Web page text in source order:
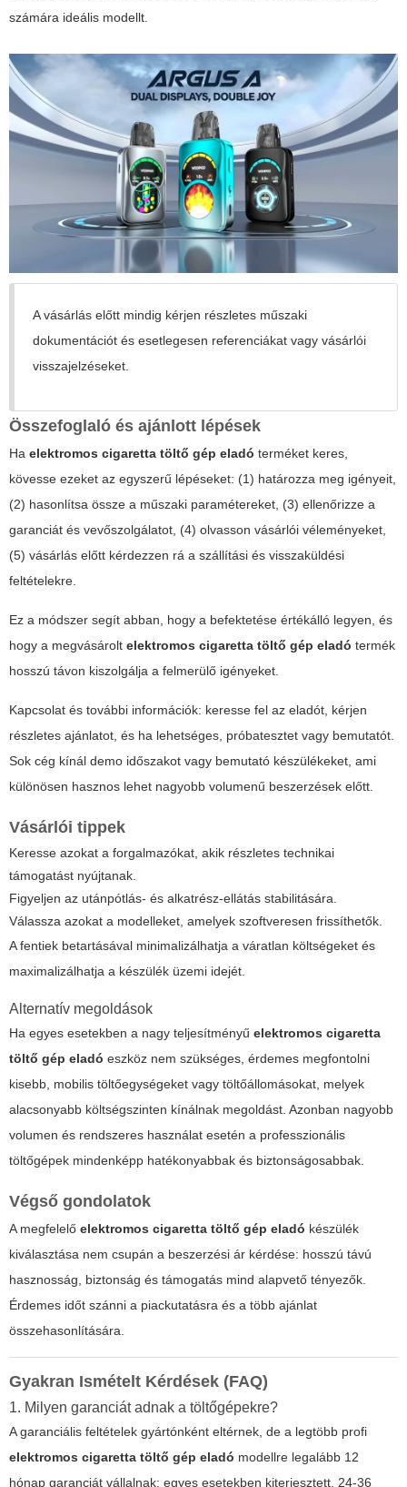
számára ideális modellt.
A vásárlás előtt mindig kérjen részletes műszaki
dokumentációt és esetlegesen referenciákat vagy vásárlói
visszajelzéseket.
Összefoglaló és ajánlott lépések
Ha elektromos cigaretta töltő gép eladó terméket keres,
kövesse ezeket az egyszerű lépéseket: (1) határozza meg igényeit,
(2) hasonlítsa össze a műszaki paramétereket, (3) ellenőrizze a
garanciát és vevőszolgálatot, (4) olvasson vásárlói véleményeket,
(5) vásárlás előtt kérdezzen rá a szállítási és visszaküldési
feltételekre.
Ez a módszer segít abban, hogy a befektetése értékálló legyen, és
hogy a megvásárolt elektromos cigaretta töltő gép eladó termék
hosszú távon kiszolgálja a felmerülő igényeket.
Kapcsolat és további információk: keresse fel az eladót, kérjen
részletes ajánlatot, és ha lehetséges, próbatesztet vagy bemutatót.
Sok cég kínál demo időszakot vagy bemutató készülékeket, ami
különösen hasznos lehet nagyobb volumenű beszerzések előtt.
Vásárlói tippek
Keresse azokat a forgalmazókat, akik részletes technikai
támogatást nyújtanak.
Figyeljen az utánpótlás- és alkatrész-ellátás stabilitására.
Válassza azokat a modelleket, amelyek szoftveresen frissíthetők.
A fentiek betartásával minimalizálhatja a váratlan költségeket és
maximalizálhatja a készülék üzemi idejét.
Alternatív megoldások
Ha egyes esetekben a nagy teljesítményű elektromos cigaretta
töltő gép eladó eszköz nem szükséges, érdemes megfontolni
kisebb, mobilis töltőegységeket vagy töltőállomásokat, melyek
alacsonyabb költségszinten kínálnak megoldást. Azonban nagyobb
volumen és rendszeres használat esetén a professzionális
töltőgépek mindenképp hatékonyabbak és biztonságosabbak.
Végső gondolatok
A megfelelő elektromos cigaretta töltő gép eladó készülék
kiválasztása nem csupán a beszerzési ár kérdése: hosszú távú
hasznosság, biztonság és támogatás mind alapvető tényezők.
Érdemes időt szánni a piackutatásra és a több ajánlat
összehasonlítására.
Gyakran Ismételt Kérdések (FAQ)
1. Milyen garanciát adnak a töltőgépekre?
A garanciális feltételek gyártónként eltérnek, de a legtöbb profi
elektromos cigaretta töltő gép eladó modellre legalább 12
hónap garanciát vállalnak; egyes esetekben kiterjesztett, 24-36